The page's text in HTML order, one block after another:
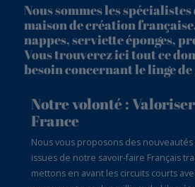
Nous sommes les
maison de création
nappes, serviette éponges,
Vous trouverez ici tout ce
besoin concernant le linge
Notre volonté :
France
Nous vous proposons des
issues de notre savoir-faire Français
mettons en avant les circuits courts